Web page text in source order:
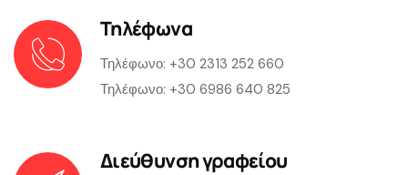
Τηλέφωνα
Τηλέφωνο: +30 2313 252 660
Τηλέφωνο: +30 6986 640 825
Διεύθυνση γραφείου